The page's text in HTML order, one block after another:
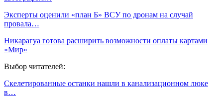
Эксперты оценили «план Б» ВСУ по дронам на случай
провала…
Никарагуа готова расширить возможности оплаты картами
«Мир»
Выбор читателей:
Скелетированные останки нашли в канализационном люке
в…